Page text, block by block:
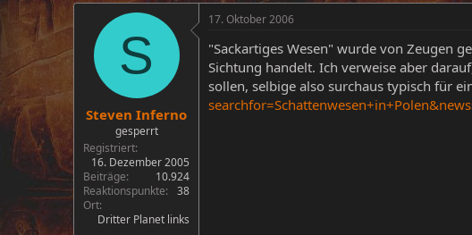
S
Steven Inferno
gesperrt
Registriert
16. Dezember 2005
Beiträge
10.924
Reaktionspunkte
38
Ort
Dritter Planet links
17. Oktober 2006
"Sackartiges Wesen" wurde von Zeugen
Sichtung handelt. Ich verweise aber
sollen, selbige also surchaus typisch für